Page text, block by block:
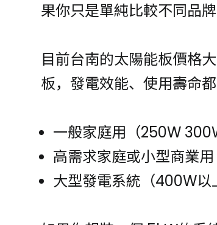
果你只是單純比較不同品
目前台南的太陽能板價格
板，發電效能、使用壽命
一般家庭用（250W
高需求家庭或小型商業
大型發電系統（400W以